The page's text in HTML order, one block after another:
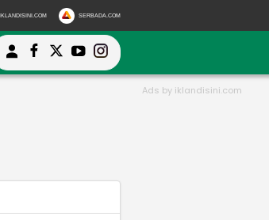
IKLANDISINI.COM SERBADA.COM